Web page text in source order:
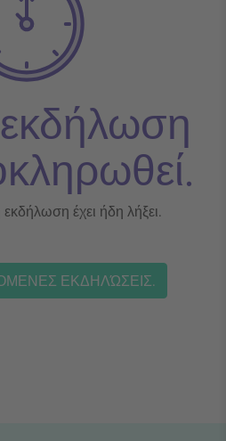
έχει ήδη λήξει.
ΕΚΔΗΛΏΣΕΙΣ.